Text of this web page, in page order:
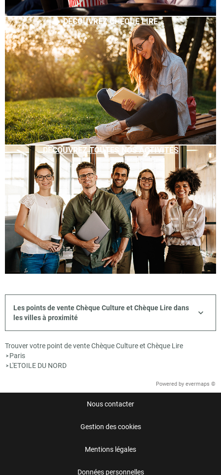
DÉCOUVREZ CHÈQUE LIRE
DÉCOUVREZ TOUTES NOS ACTIVITÉS
Les points de vente Chèque Culture et Chèque Lire dans
les villes à proximité
Trouver votre point de vente Chèque Culture et Chèque Lire
> Paris
> L'ETOILE DU NORD
Powered by evermaps ©
Nous contacter
Gestion des cookies
Mentions légales
Données personnelles